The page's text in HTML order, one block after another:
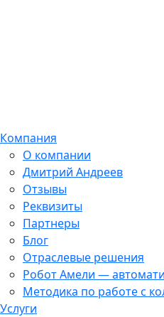
Компания
О компании
Дмитрий Андреев
Отзывы
Реквизиты
Партнеры
Блог
Отраслевые решения
Робот Амели —
Методика по работе с
Услуги